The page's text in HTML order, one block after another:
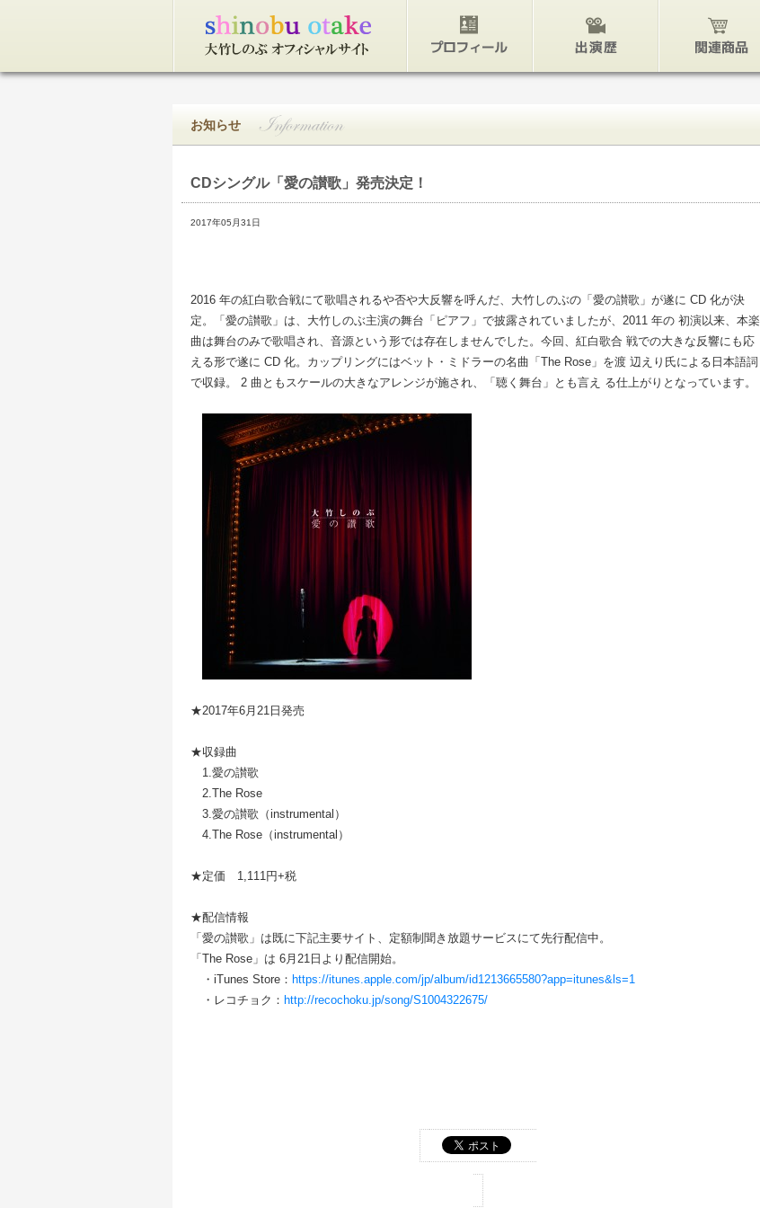
お知らせ
CDシングル「愛の讃歌」発売決定！
2017年05月31日
2016 年の紅白歌合戦にて歌唱されるや否や大反響を呼んだ、大竹しのぶの「愛の讃歌」が遂に CD 化が決
定。「愛の讃歌」は、大竹しのぶ主演の舞台「ピアフ」で披露されていましたが、2011 年の 初演以来、本楽
曲は舞台のみで歌唱され、音源という形では存在しませんでした。今回、紅白歌合 戦での大きな反響にも応
える形で遂に CD 化。カップリングにはベット・ミドラーの名曲「The Rose」を渡 辺えり氏による日本語詞
で収録。 2 曲ともスケールの大きなアレンジが施され、「聴く舞台」とも言え る仕上がりとなっています。
★2017年6月21日発売
★収録曲
1.愛の讃歌
2.The Rose
3.愛の讃歌（instrumental）
4.The Rose（instrumental）
★定価 1,111円+税
★配信情報
「愛の讃歌」は既に下記主要サイト、定額制聞き放題サービスにて先行配信中。
「The Rose」は 6月21日より配信開始。
・iTunes Store： https://itunes.apple.com/jp/album/id1213665580?app=itunes&ls=1
・レコチョク： http://recochoku.jp/song/S1004322675/